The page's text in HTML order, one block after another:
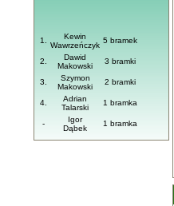
1.
Kewin
Wawrzeńczyk
5 bramek
2.
Dawid
Makowski
3 bramki
3.
Szymon
Makowski
2 bramki
4.
Adrian
Talarski
1 bramka
-
Igor
Dąbek
1 bramka